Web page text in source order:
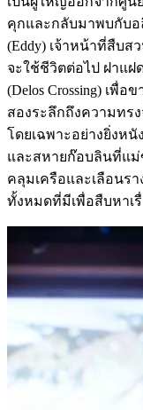
คุกและกลับมาพบกับอ
(Eddy) เจ้าหน้าที่สืบ
จะใช้ชีวิตต่อไป ฝาแฝ
(Delos Crossing) เพื่
สองระลึกถึงความทร
โดยเฉพาะอย่างยิ่งห
และสหายก๊อบลินที่แม่
คลุมเครือและเลือนร
ทั้งหมดที่มีเพื่อสืบหาเ